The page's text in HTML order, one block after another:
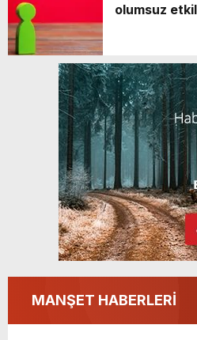
olumsuz
MANŞET HABERLERİ